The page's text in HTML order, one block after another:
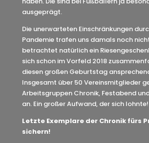
ausgeprägt.
Die unerwarteten Einschränkungen
Pandemie trafen uns damals noch
betrachtet natürlich ein
sich schon im Vorfeld 2018
diesen großen Geburtstag
Insgesamt über 50 Vereinsmitglieder
Arbeitsgruppen Chronik, Festabend
an. Ein großer Aufwand, der sich lohnte!
Letzte Exemplare der Chronik fürs
sichern!